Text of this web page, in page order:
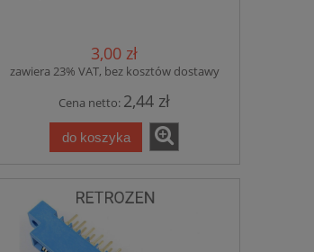
3,00 zł
zawiera 23% VAT, bez kosztów dostawy
Cena netto: 2,44 zł
do koszyka